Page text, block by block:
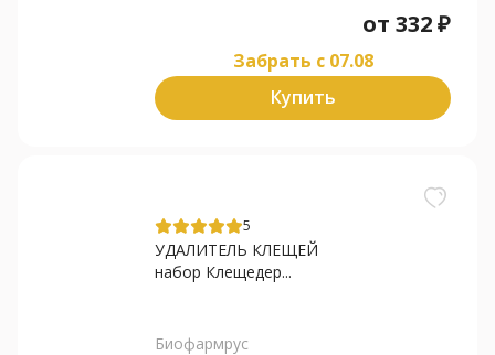
от 332₽
Забрать c 07.08
Купить
5
УДАЛИТЕЛЬ КЛЕЩЕЙ
набор Клещедер...
Биофармрус